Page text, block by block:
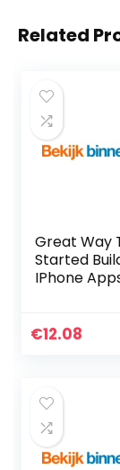
Related
Great Way
Started
IPhone
Edition)
€12.08